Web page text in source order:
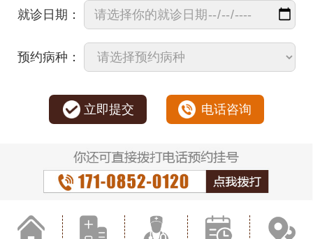
就诊日期：
预约病种：
立即提交 电话咨询